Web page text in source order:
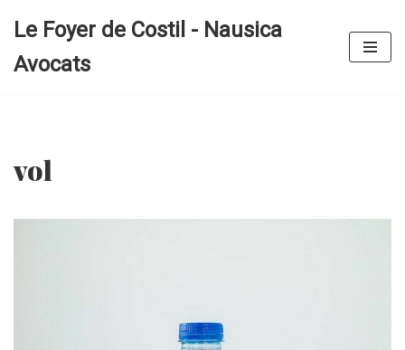
au
Le Foyer de Costil - Nausica
Avocats
vol